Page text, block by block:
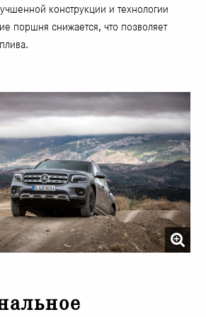
конструкции и технологии
поршня снижается, что позволяет